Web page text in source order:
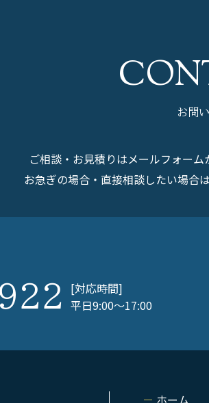
お問
ご相談・お見積りはメールフォーム
お急ぎの場合・直接相談したい場合
[対応時間]
平日9:00〜17:00